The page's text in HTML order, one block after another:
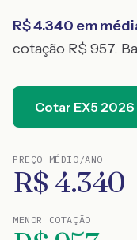
R$4.340 em
cotação R$ 957.
Cotar EX5 2026
PREÇO MÉDIO/ANO
R$ 4.340
MENOR COTAÇÃO